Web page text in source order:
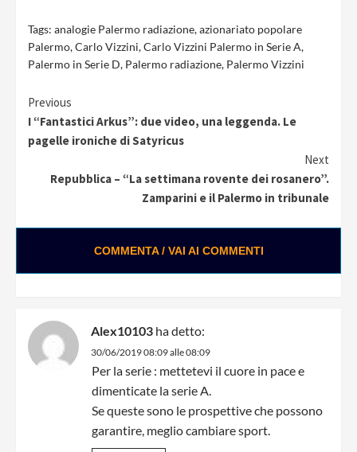
Tags: analogie Palermo radiazione,azionariato popolare
Palermo,Carlo Vizzini,Carlo Vizzini Palermo in Serie A,
Palermo in Serie D, Palermo radiazione, Palermo Vizzini
Continue
Reading
Previous
I “Fantastici Arkus”: due video, una leggenda. Le
pagelle ironiche di Satyricus
Next
Repubblica – “La settimana rovente dei rosanero”.
Zamparini e il Palermo in tribunale
COMMENTA / VAI AI COMMENTI
Alex10103 ha detto:
30/06/2019 08:09 alle 08:09
Per la serie : mettetevi il cuore in pace e
dimenticate la serie A.
Se queste sono le prospettive che possono
garantire, meglio cambiare sport.